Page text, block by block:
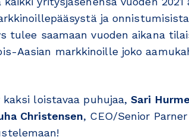
ja
tulee saamaan vuoden aikana
Aasian markkinoille joko
kaksi loistavaa puhujaa,Sari
Christensen, CEO/Senior